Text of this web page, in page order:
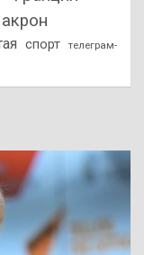
спорт
телеграм-